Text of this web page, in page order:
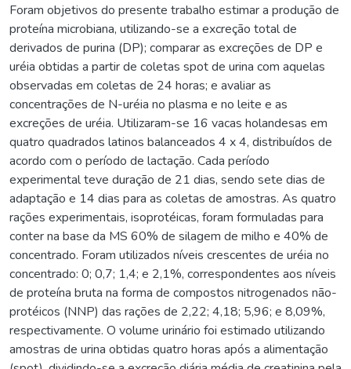
Foram objetivos do presente trabalho estimar a produção de
proteína microbiana, utilizando-se a excreção total de
derivados de purina (DP); comparar as excreções de DP e
uréia obtidas a partir de coletas spot de urina com aquelas
observadas em coletas de 24 horas; e avaliar as
concentrações de N-uréia no plasma e no leite e as
excreções de uréia. Utilizaram-se 16 vacas holandesas em
quatro quadrados latinos balanceados 4 x 4, distribuídos de
acordo com o período de lactação. Cada período
experimental teve duração de 21 dias, sendo sete dias de
adaptação e 14 dias para as coletas de amostras. As quatro
rações experimentais, isoprotéicas, foram formuladas para
conter na base da MS 60% de silagem de milho e 40% de
concentrado. Foram utilizados níveis crescentes de uréia no
concentrado: 0; 0,7; 1,4; e 2,1%, correspondentes aos níveis
de proteína bruta na forma de compostos nitrogenados não-
protéicos (NNP) das rações de 2,22; 4,18; 5,96; e 8,09%,
respectivamente. O volume urinário foi estimado utilizando
amostras de urina obtidas quatro horas após a alimentação